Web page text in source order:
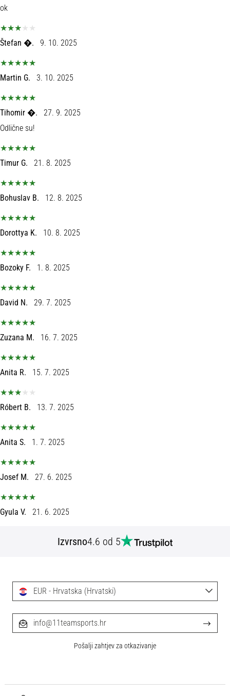
ok
Štefan �. 9. 10. 2025
Martin G. 3. 10. 2025
Tihomir �.
27. 9. 2025
Odlične su!
Timur G. 21. 8. 2025
Bohuslav B. 12. 8. 2025
Dorottya K. 10. 8. 2025
Bozoky F. 1. 8. 2025
David N. 29. 7. 2025
Zuzana M. 16. 7. 2025
Anita R. 15. 7. 2025
Róbert B. 13. 7. 2025
Anita S. 1. 7. 2025
Josef M. 27. 6. 2025
Gyula V. 21. 6. 2025
Izvrsno4.6 od 5
EUR - Hrvatska (Hrvatski)
info@11teamsports.hr
Pošalji zahtjev za otkazivanje